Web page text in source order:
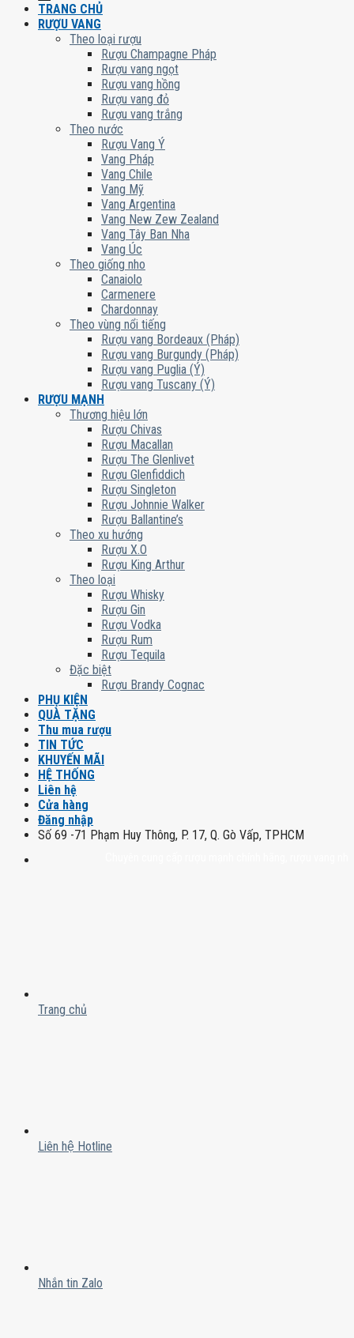
TRANG CHỦ
RƯỢU VANG
Theo loại rượu
Rượu Champagne Pháp
Rượu vang ngọt
Rượu vang hồng
Rượu vang đỏ
Rượu vang trắng
Theo nước
Rượu Vang Ý
Vang Pháp
Vang Chile
Vang Mỹ
Vang Argentina
Vang New Zew Zealand
Vang Tây Ban Nha
Vang Úc
Theo giống nho
Canaiolo
Carmenere
Chardonnay
Theo vùng nổi tiếng
Rượu vang Bordeaux (Pháp)
Rượu vang Burgundy (Pháp)
Rượu vang Puglia (Ý)
Rượu vang Tuscany (Ý)
RƯỢU MẠNH
Thương hiệu lớn
Rượu Chivas
Rượu Macallan
Rượu The Glenlivet
Rượu Glenfiddich
Rượu Singleton
Rượu Johnnie Walker
Rượu Ballantine’s
Theo xu hướng
Rượu X.O
Rượu King Arthur
Theo loại
Rượu Whisky
Rượu Gin
Rượu Vodka
Rượu Rum
Rượu Tequila
Đặc biệt
Rượu Brandy Cognac
PHỤ KIỆN
QUÀ TẶNG
Thu mua rượu
TIN TỨC
KHUYẾN MÃI
HỆ THỐNG
Liên hệ
Cửa hàng
Đăng nhập
Số 69 -71 Phạm Huy Thông, P. 17, Q. Gò Vấp, TPHCM
Trang chủ
Liên hệ Hotline
Nhắn tin Zalo